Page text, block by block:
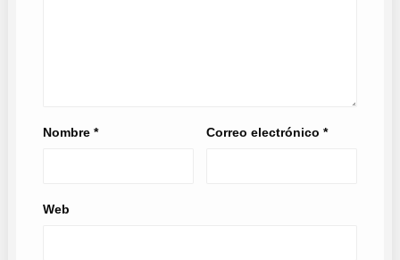
Nombre * Correo electrónico*
Web